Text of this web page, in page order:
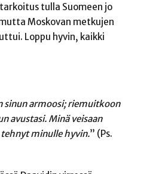
tulla Suomeen jo
Moskovan metkujen
Loppu hyvin, kaikki
sinun armoosi; riemuitkoon
avustasi. Minä veisaan
tehnyt minulle hyvin.” (Ps.